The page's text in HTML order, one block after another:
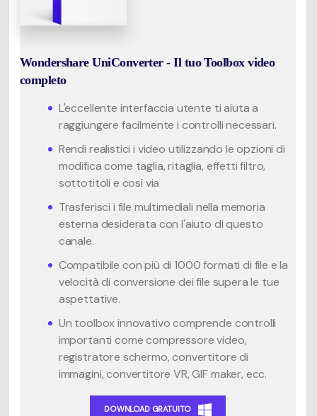
Wondershare UniConverter - Il tuo Toolbox video
completo
L'eccellente interfaccia utente ti aiuta a
raggiungere facilmente i controlli necessari.
Rendi realistici i video utilizzando le opzioni di
modifica come taglia, ritaglia, effetti filtro,
sottotitoli e così via
Trasferisci i file multimediali nella memoria
esterna desiderata con l'aiuto di questo
canale.
Compatibile con più di 1000 formati di file e la
velocità di conversione dei file supera le tue
aspettative.
Un toolbox innovativo comprende controlli
importanti come compressore video,
registratore schermo, convertitore di
immagini, convertitore VR, GIF maker, ecc.
DOWNLOAD GRATUITO